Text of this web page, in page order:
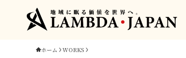
ホーム WORKS